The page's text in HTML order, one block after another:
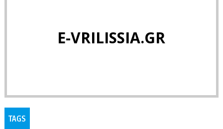
E-VRILISSIA.GR
TAGS